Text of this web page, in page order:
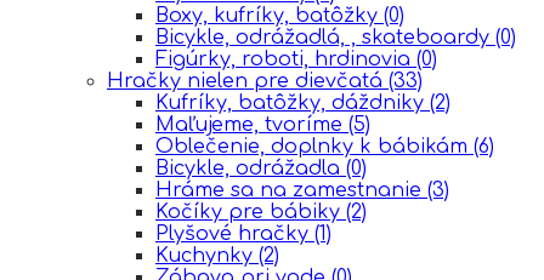
Boxy, kufríky, batôžky (0)
Bicykle, odrážadlá, , skateboardy (0)
Figúrky, roboti, hrdinovia (0)
Hračky nielen pre dievčatá (33)
Kufríky, batôžky, dáždniky (2)
Maľujeme, tvoríme (5)
Oblečenie, doplnky k bábikám (6)
Bicykle, odrážadla (0)
Hráme sa na zamestnanie (3)
Kočíky pre bábiky (2)
Plyšové hračky (1)
Kuchynky (2)